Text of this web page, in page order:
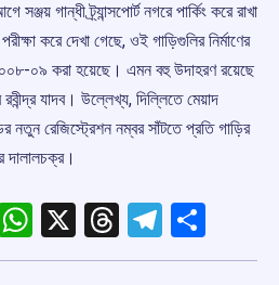
গান্ধী ট্র্যান্সপোর্ট নগরে পার্কিং করে রাখা
করে দেখা গেছে, ওই গাড়িগুলির নির্মাণের
০৯ করা হয়েছে। এমন বহু উদাহরণ রয়েছে
যাদব। উল্লেখ্য, দিল্লিতে মেয়াদ
নতুন রেজিস্ট্রেশন নম্বর সাঁটতে প্রতি গাড়ির
দালালচক্র।
WhatsApp
X Threads